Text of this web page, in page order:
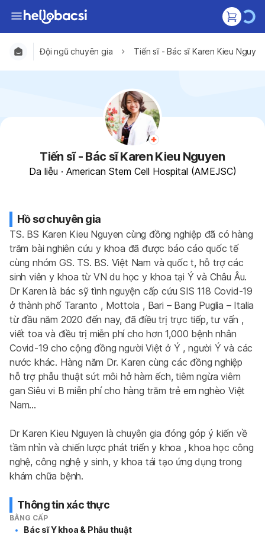
Đội ngũ chuyên gia Tiến sĩ - Bác sĩ Karen Kieu
Tiến sĩ - Bác sĩ Karen Kieu Nguyen
Da liễu · American Stem Cell Hospital (AMEJSC)
Hồ sơ chuyên gia
TS. BS Karen Kieu Nguyen cùng đồng nghiệp đã có hàng
trăm bài nghiên cứu y khoa đã được báo cáo quốc tế
cùng nhóm GS. TS. BS. Việt Nam và quốc t, hỗ trợ các
sinh viên y khoa từ VN du học y khoa tại Ý và Châu Âu.
Dr Karen là bác sỹ tình nguyện cấp cứu SIS 118 Covid-19
ở thành phố Taranto , Mottola , Bari – Bang Puglia – Italia
từ đầu năm 2020 đến nay, đã điều trị trực tiếp, tư vấn ,
viết toa và điều trị miễn phí cho hơn 1,000 bệnh nhân
Covid-19 cho cộng đồng người Việt ở Ý , người Ý và các
nước khác. Hàng năm Dr. Karen cùng các đồng nghiệp
hỗ trợ phẫu thuật sứt môi hở hàm ếch, tiêm ngừa viêm
gan Siêu vi B miễn phí cho hàng trăm trẻ em nghèo Việt
Nam…
Dr Karen Kieu Nguyen là chuyên gia đóng góp ý kiến về
tầm nhìn và chiến lược phát triển y khoa , khoa học công
nghệ, công nghệ y sinh, y khoa tái tạo ứng dụng trong
khám chữa bệnh.
Thông tin xác thực
BẰNG CẤP
Bác sĩ Y khoa & Phẫu thuật